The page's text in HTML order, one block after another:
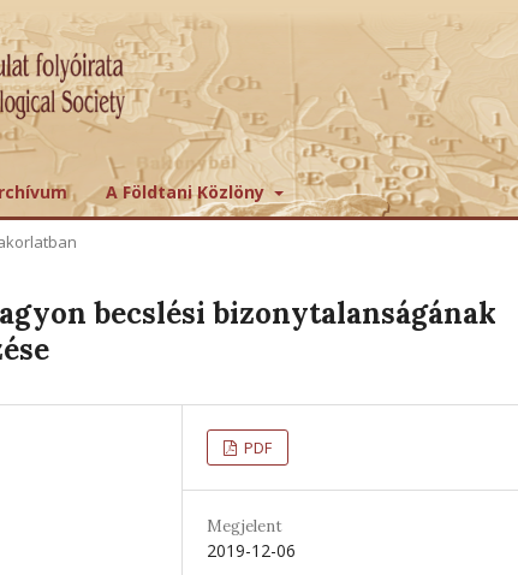
A Földtani Közlöny
becslési bizonytalanságának
PDF
Megjelent
2019-12-06